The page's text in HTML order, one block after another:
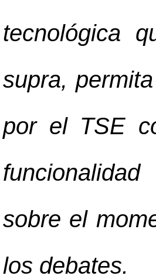
tecnológica
supra,
por el TSE
sobre el
los debates.